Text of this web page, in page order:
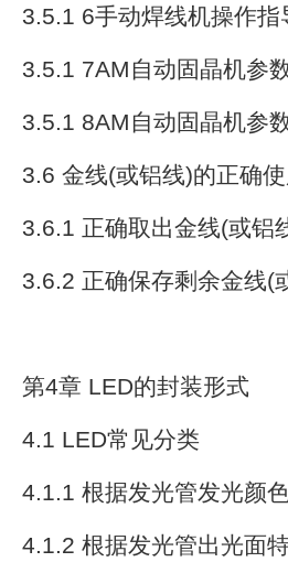
3.5.1 6手动焊线机操作指
3.5.1 7AM自动固晶机参
3.5.1 8AM自动固晶机参
3.6 金线(或铝线)的正确使
3.6.1 正确取出金线(或铝
3.6.2 正确保存剩余金线(
第4章 LED的封装形式
4.1 LED常见分类
4.1.1 根据发光管发光颜
4.1.2 根据发光管出光面